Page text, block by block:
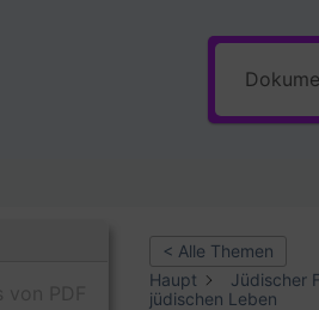
< Alle Themen
Haupt
Jüdischer
jüdischen Leben